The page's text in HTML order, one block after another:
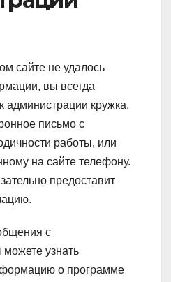
сайте не удалось
вы всегда
администрации кружка.
письмо с
работы, или
на сайте телефону.
предоставит
с
узнать
о программе